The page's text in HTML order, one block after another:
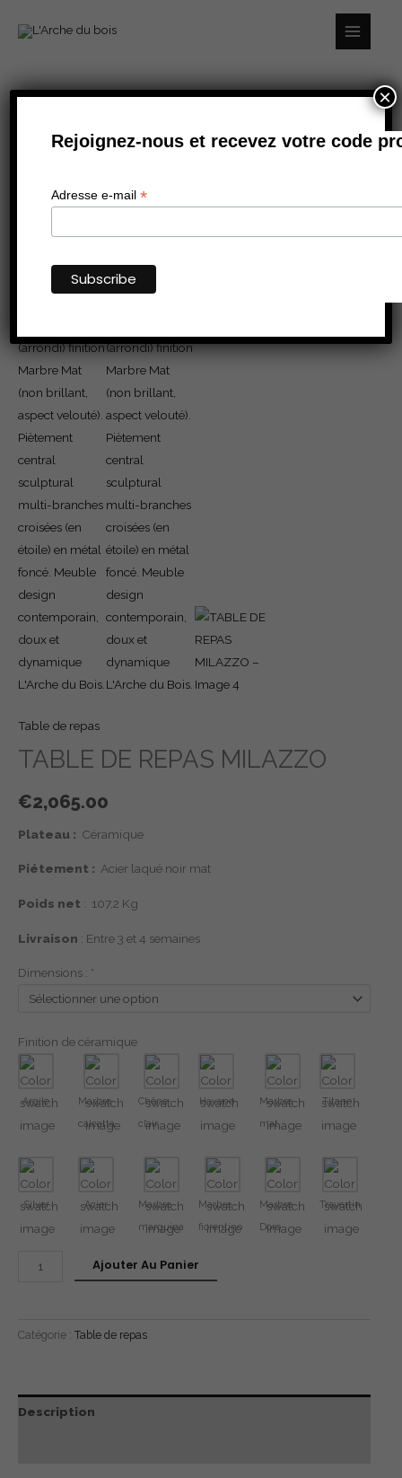
Table de repas
TABLE DE REPAS MILAZZO
€2,065.00
Plateau : Céramique
Piétement : Acier laqué noir mat
Poids net : 107,2 Kg
Livraison : Entre 3 et 4 semaines
Dimensions : *
Finition de céramique
Argile
Marbre
calcatta
Chêne
clair
Havane
Marbre
mat
Titane
Silver Acier
Marbre
marquina
Marbre
fiorentino
Marbre
Doro
Travertin
REPAS
MILAZZO
Ajouter Au Panier
Catégorie : Table de repas
Description
Rejoignez-nous et recevez votre code
Adresse e-mail *
×